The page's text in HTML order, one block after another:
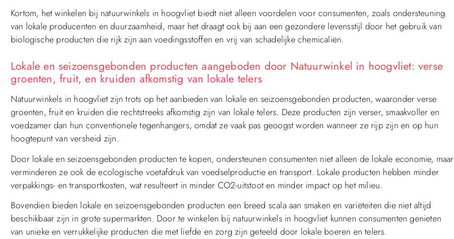
Kortom, het winkelen bij natuurwinkels in hoogvliet biedt niet alleen voordelen voor consumenten, zoals ondersteuning
van lokale producenten en duurzaamheid, maar het draagt ook bij aan een gezondere levensstijl door het gebruik van
biologische producten die rijk zijn aan voedingsstoffen en vrij van schadelijke chemicaliën.
Lokale en seizoensgebonden producten aangeboden door Natuurwinkel in hoogvliet: verse
groenten, fruit, en kruiden afkomstig van lokale telers
Natuurwinkels in hoogvliet zijn trots op het aanbieden van lokale en seizoensgebonden producten, waaronder verse
groenten, fruit en kruiden die rechtstreeks afkomstig zijn van lokale telers. Deze producten zijn verser, smaakvoller en
voedzamer dan hun conventionele tegenhangers, omdat ze vaak pas geoogst worden wanneer ze rijp zijn en op hun
hoogtepunt van versheid zijn.
Door lokale en seizoensgebonden producten te kopen, ondersteunen consumenten niet alleen de lokale economie, maar
verminderen ze ook de ecologische voetafdruk van voedselproductie en transport. Lokale producten hebben minder
verpakkings- en transportkosten, wat resulteert in minder CO2-uitstoot en minder impact op het milieu.
Bovendien bieden lokale en seizoensgebonden producten een breed scala aan smaken en variëteiten die niet altijd
beschikbaar zijn in grote supermarkten. Door te winkelen bij natuurwinkels in hoogvliet kunnen consumenten genieten
van unieke en verrukkelijke producten die met liefde en zorg zijn geteeld door lokale boeren en telers.